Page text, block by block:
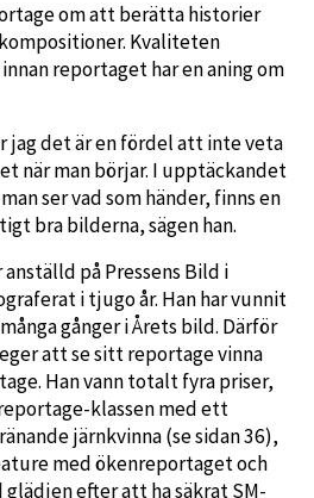
om att berätta historier
Kvaliteten
reportaget har en aning om
jag det är en fördel att inte veta
när man börjar. I upptäckandet
ser vad som händer, finns en
bra bilderna, sägen han.
på Pressens Bild i
i tjugo år. Han har vunnit
gånger i Årets bild. Därför
att se sitt reportage vinna
Han vann totalt fyra priser,
klassen med ett
järnkvinna (se sidan 36),
med ökenreportaget och
efter att ha säkrat SM-